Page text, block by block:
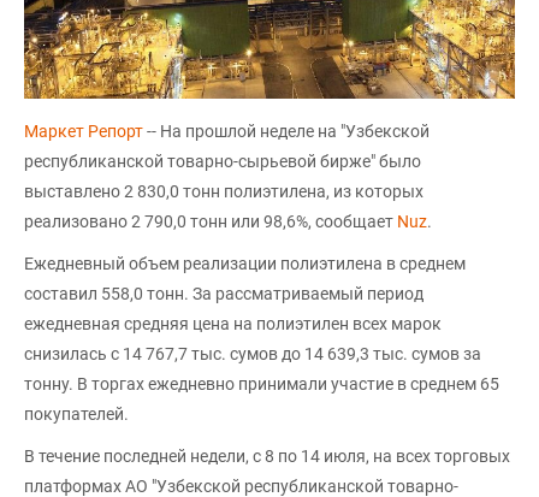
Маркет Репорт-- На прошлой неделе на "Узбекской
республиканской товарно-сырьевой бирже" было
выставлено 2 830,0 тонн полиэтилена, из которых
реализовано 2 790,0 тонн или 98,6%, сообщает Nuz.
Ежедневный объем реализации полиэтилена в среднем
составил 558,0 тонн. За рассматриваемый период
ежедневная средняя цена на полиэтилен всех марок
снизилась с 14 767,7 тыс. сумов до 14 639,3 тыс. сумов за
тонну. В торгах ежедневно принимали участие в среднем 65
покупателей.
В течение последней недели, с 8 по 14 июля, на всех торговых
платформах АО "Узбекской республиканской товарно-